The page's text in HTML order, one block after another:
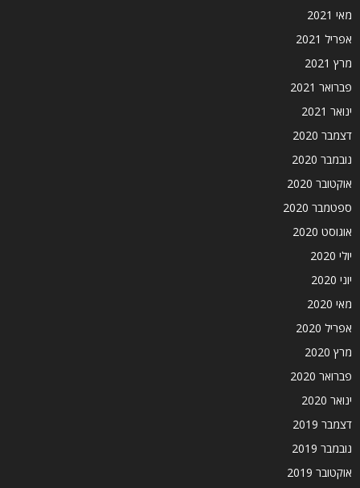
מאי 2021
אפריל 2021
מרץ 2021
פברואר 2021
ינואר 2021
דצמבר 2020
נובמבר 2020
אוקטובר 2020
ספטמבר 2020
אוגוסט 2020
יולי 2020
יוני 2020
מאי 2020
אפריל 2020
מרץ 2020
פברואר 2020
ינואר 2020
דצמבר 2019
נובמבר 2019
אוקטובר 2019